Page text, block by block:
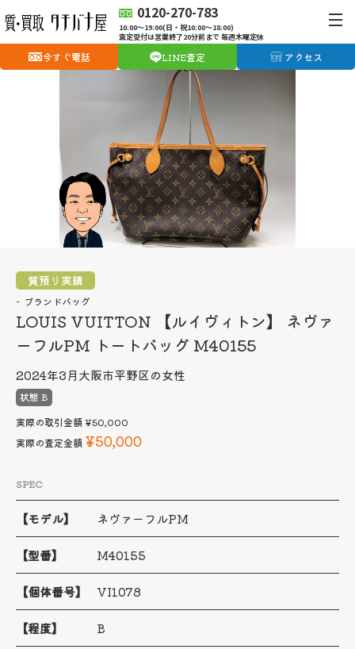
0120-270-783
10:00〜19:00(日・祝10:00〜18:00)
査定受付は営業終了20分前まで 毎週木曜定休
今すぐ電話 LINE査定 アクセス
質預り実績
ブランドバッグ
LOUIS VUITTON 【ルイヴィトン】 ネヴァ
ーフルPM トートバッグ M40155
2024年3月大阪市平野区の女性
状態 B
実際の取引金額¥50,000
実際の査定金額 ¥50,000
SPEC
【モデル】 ネヴァーフルPM
【型番】 M40155
【個体番号】 VI1078
【程度】 B